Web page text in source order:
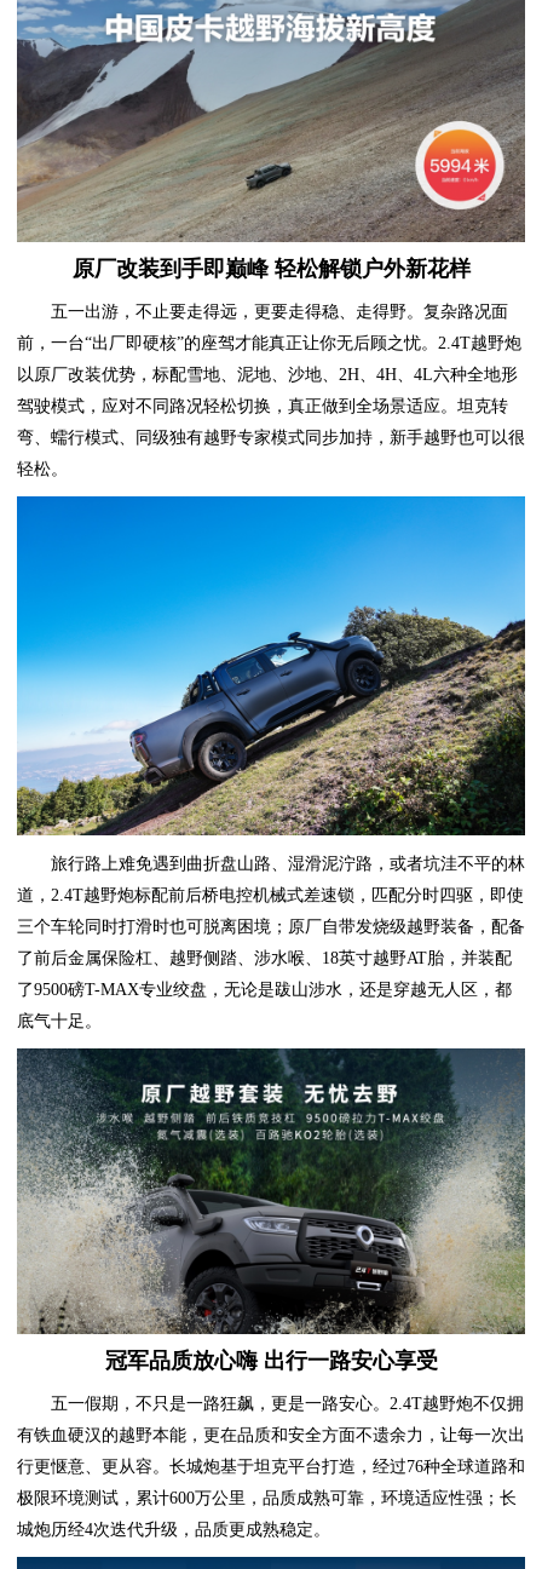
原厂改装到手即巅峰 轻松解锁户外新花样
五一出游，不止要走得远，更要走得稳、走得野。复杂路况面
前，一台“出厂即硬核”的座驾才能真正让你无后顾之忧。2.4T越野炮
以原厂改装优势，标配雪地、泥地、沙地、2H、4H、4L六种全地形
驾驶模式，应对不同路况轻松切换，真正做到全场景适应。坦克转
弯、蠕行模式、同级独有越野专家模式同步加持，新手越野也可以很
轻松。
旅行路上难免遇到曲折盘山路、湿滑泥泞路，或者坑洼不平的林
道，2.4T越野炮标配前后桥电控机械式差速锁，匹配分时四驱，即使
三个车轮同时打滑时也可脱离困境；原厂自带发烧级越野装备，配备
了前后金属保险杠、越野侧踏、涉水喉、18英寸越野AT胎，并装配
了9500磅T-MAX专业绞盘，无论是跋山涉水，还是穿越无人区，都
底气十足。
冠军品质放心嗨 出行一路安心享受
五一假期，不只是一路狂飙，更是一路安心。2.4T越野炮不仅拥
有铁血硬汉的越野本能，更在品质和安全方面不遗余力，让每一次出
行更惬意、更从容。长城炮基于坦克平台打造，经过76种全球道路和
极限环境测试，累计600万公里，品质成熟可靠，环境适应性强；长
城炮历经4次迭代升级，品质更成熟稳定。